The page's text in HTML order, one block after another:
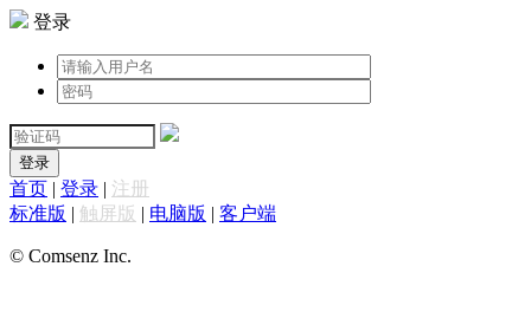
登录
登录
首页 | 登录 | 注册
标准版 | 触屏版 | 电脑版 | 客户端
© Comsenz Inc.